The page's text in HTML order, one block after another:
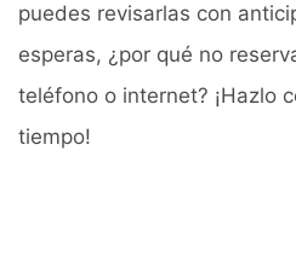
puedes revisarlas con
esperas, ¿por qué no
teléfono o internet? ¡Hazlo
tiempo!